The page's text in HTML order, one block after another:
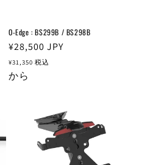
O-Edge : BS299B / BS298B
通
常
価
¥28,500 JPY
¥31,350 税込
から